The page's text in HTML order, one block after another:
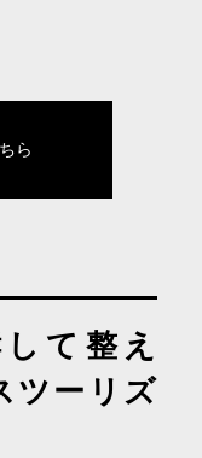
ら
て整え
ツーリズ